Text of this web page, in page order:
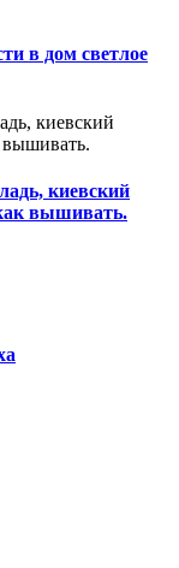
в дом светлое
киевский
вышивать.